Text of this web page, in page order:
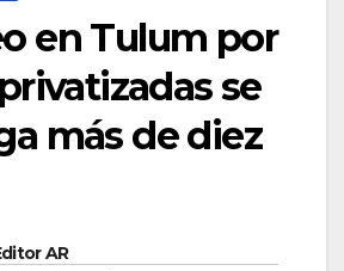
en Tulum por
se
más de diez
AR